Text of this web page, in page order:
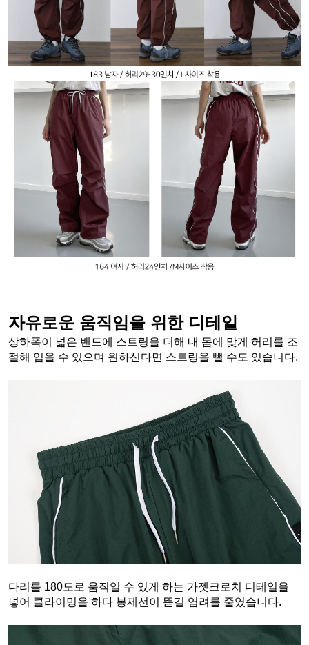
자유로운 움직임을 위한 디테일
상하폭이 넓은 밴드에 스트링을 더해 내 몸에 맞게 허리를 조
절해 입을 수 있으며 원하신다면 스트링을 뺄 수도 있습니다.
다리를 180도로 움직일 수 있게 하는 가젯크로치 디테일을
넣어 클라이밍을 하다 봉제선이 뜯길 염려를 줄였습니다.